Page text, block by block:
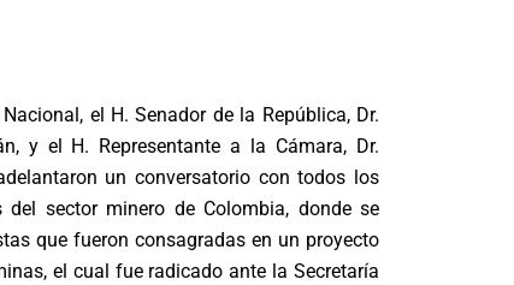
el H. Senador de la República, Dr.
y el H. Representante a la Cámara, Dr.
un conversatorio con todos los
del sector minero de Colombia, donde se
que fueron consagradas en un proyecto
el cual fue radicado ante la Secretaría